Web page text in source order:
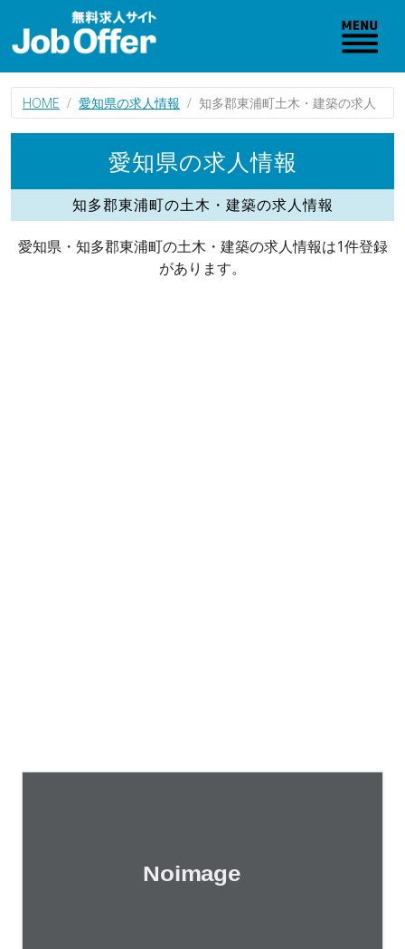
HOME 愛知県の求人情報 知多郡東浦町土木・建築の求人
愛知県の求人情報
知多郡東浦町の土木・建築の求人情報
愛知県・知多郡東浦町の土木・建築の求人情報は1件登録
があります。